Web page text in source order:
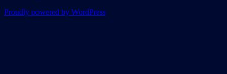
Proudly powered by WordPress